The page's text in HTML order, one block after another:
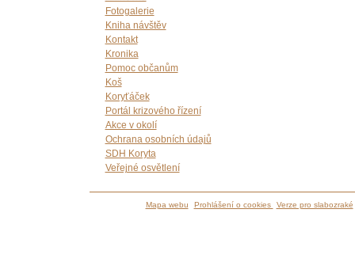
Fotogalerie
Kniha návštěv
Kontakt
Kronika
Pomoc občanům
Koš
Koryťáček
Portál krizového řízení
Akce v okolí
Ochrana osobních údajů
SDH Koryta
Veřejné osvětlení
Mapa webu Prohlášení o cookies Verze pro slabozraké